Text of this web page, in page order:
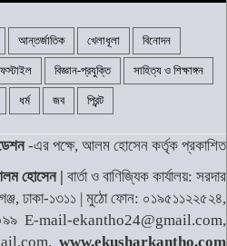
আন্তর্জাতিক খেলাধূলা বিনোদন
বিজ্ঞান-প্রযুক্তি সাহিত্য ও শিক্ষাঙ্গন
ধর্ম জব প্রিন্ট
-এর পক্ষে, আলম হোসেন কর্তৃক প্রকাশিত
হোসেন | বার্তা ও বাণিজ্যিক কার্যালয়: সরদার
ঢাকা-১৩১১ | মুঠো ফোন: ০১৯৫১১২২৫২৪,
E-mail-ekantho24@gmail.com,
www.ekusharkantho.com